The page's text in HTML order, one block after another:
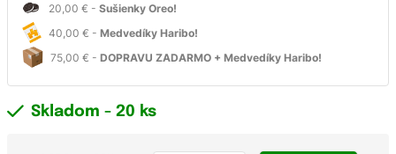
20,00 € - Sušienky Oreo!
40,00 € - Medvedíky Haribo!
75,00 € - DOPRAVU ZADARMO + Medvedíky Haribo!
Skladom - 20 ks